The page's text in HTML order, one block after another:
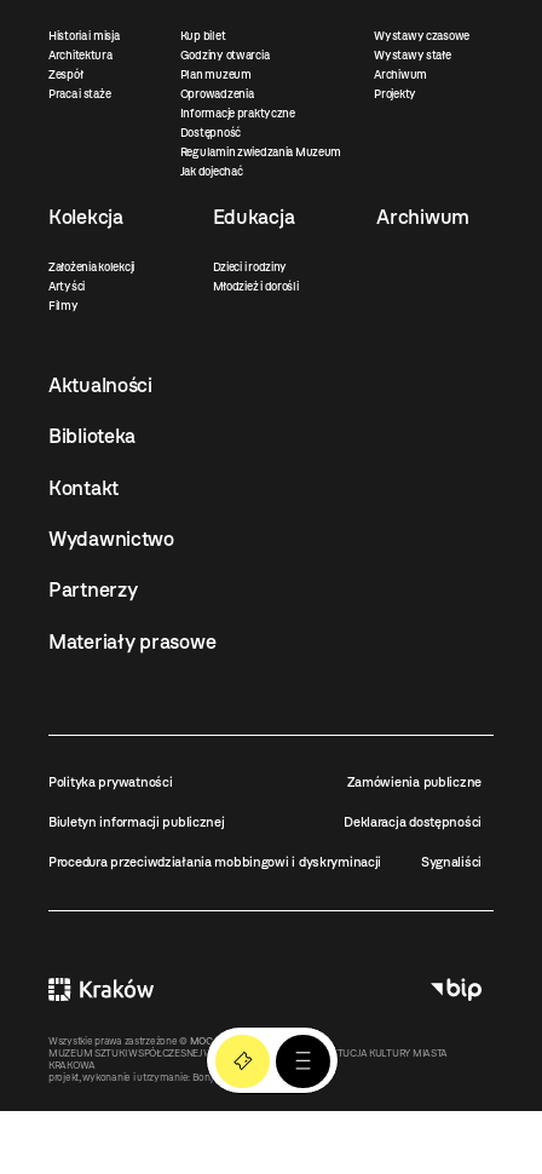
Historia i misja
Architektura
Zespół
Praca i staże
Kup bilet
Godziny otwarcia
Plan muzeum
Oprowadzenia
Informacje praktyczne
Dostępność
Regulamin zwiedzania Muzeum
Jak dojechać
Wystawy czasowe
Wystawy stałe
Archiwum
Projekty
Kolekcja
Założenia kolekcji
Artyści
Filmy
Edukacja
Dzieci i rodziny
Młodzież i dorośli
Archiwum
Aktualności
Biblioteka
Kontakt
Wydawnictwo
Partnerzy
Materiały prasowe
Polityka prywatności Zamówienia publiczne
Biuletyn informacji publicznej Deklaracja dostępności
Procedura przeciwdziałania mobbingowi i dyskryminacji Sygnaliści
Wszystkie prawa zastrzeżone © MOCAK2011-2026
MUZEUM SZTUKI WSPÓŁCZESNEJ W KRAKOWIE MOCAK – INSTYTUCJA KULTURY MIASTA
KRAKOWA
projekt, wykonanie i utrzymanie: Bonjour.pl